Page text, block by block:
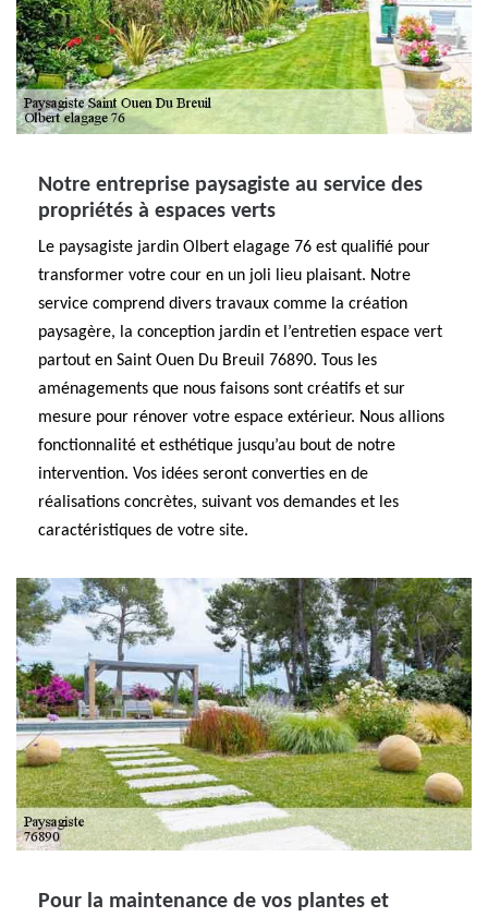
Notre entreprise paysagiste au service des
propriétés à espaces verts
Le paysagiste jardin Olbert elagage 76 est qualifié pour
transformer votre cour en un joli lieu plaisant. Notre
service comprend divers travaux comme la création
paysagère, la conception jardin et l’entretien espace vert
partout en Saint Ouen Du Breuil 76890. Tous les
aménagements que nous faisons sont créatifs et sur
mesure pour rénover votre espace extérieur. Nous allions
fonctionnalité et esthétique jusqu’au bout de notre
intervention. Vos idées seront converties en de
réalisations concrètes, suivant vos demandes et les
caractéristiques de votre site.
Pour la maintenance de vos plantes et